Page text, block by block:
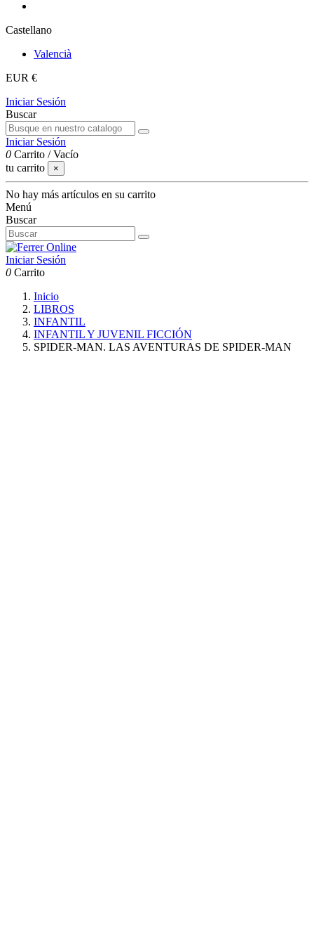
Castellano
Valencià
EUR €
Iniciar Sesión
Buscar
Iniciar Sesión
0 Carrito /Vacío
tu carrito
×
No hay más artículos en su carrito
Menú
Buscar
Iniciar Sesión
0 Carrito
Inicio
LIBROS
INFANTIL
INFANTIL Y JUVENIL FICCIÓN
SPIDER-MAN. LAS AVENTURAS DE SPIDER-MAN